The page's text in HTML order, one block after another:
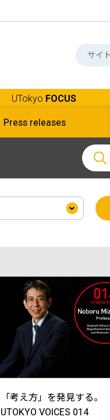
UTokyo FOCUS
Press releases
「考え方」を発見する。 ｜
UTOKYO VOICES 014